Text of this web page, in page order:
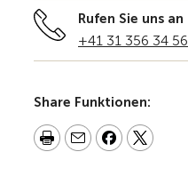
Rufen Sie uns an
+41 31 356 34 56
Share Funktionen: